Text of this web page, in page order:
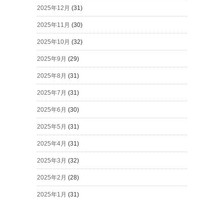
2025年12月 (31)
2025年11月 (30)
2025年10月 (32)
2025年9月 (29)
2025年8月 (31)
2025年7月 (31)
2025年6月 (30)
2025年5月 (31)
2025年4月 (31)
2025年3月 (32)
2025年2月 (28)
2025年1月 (31)